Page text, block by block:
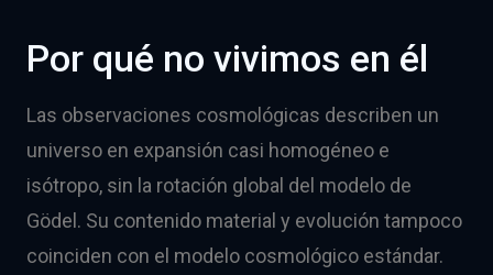
Por qué no vivimos en él
Las observaciones cosmológicas describen un
universo en expansión casi homogéneo e
isótropo, sin la rotación global del modelo de
Gödel. Su contenido material y evolución tampoco
coinciden con el modelo cosmológico estándar.